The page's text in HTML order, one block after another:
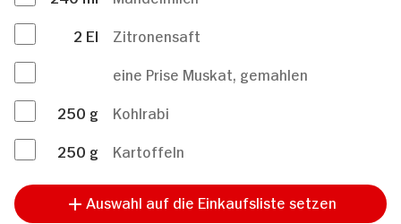
2 El
Zitronensaft
eine Prise Muskat, gemahlen
250 g
Kohlrabi
250 g Kartoffeln
Auswahl auf die Einkaufsliste setzen